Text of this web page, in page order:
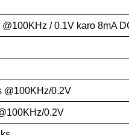
/ 0.1V karo 8mA
@100KHz/0.2V
0.2V